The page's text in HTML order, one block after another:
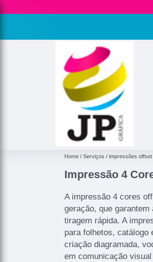
Home Serviços impressões offset
Impressão 4
A impressão 4 cores
geração, que
tiragem rápida. A
para folhetos, catálogo
criação diagramada,
em comunicação